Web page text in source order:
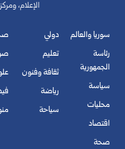
الإعلام،
سوريا والعالم
رئاسة
الجمهورية
سياسة
محليات
اقتصاد
صحة
دولي
تعليم
ثقافة وفنون
رياضة
سياحة